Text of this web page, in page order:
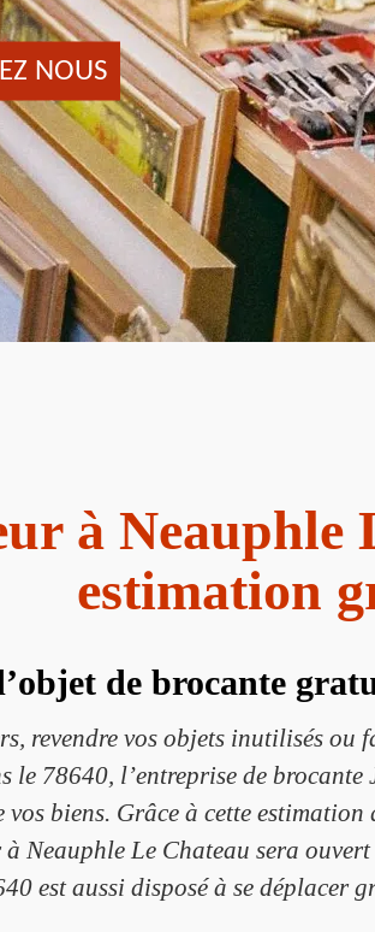
NOUS
à Neauphle
estimation
de brocante
revendre vos objets inutilisés
le 78640, l’entreprise de
biens. Grâce à cette
Neauphle Le Chateau sera
est aussi disposé à se déplacer